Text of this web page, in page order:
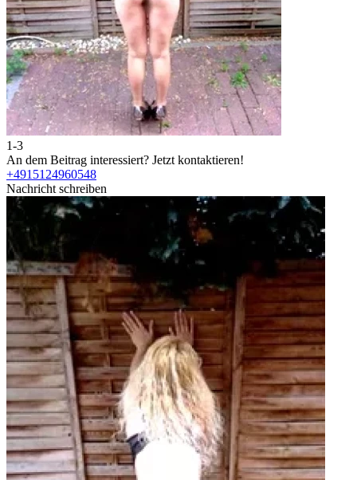
1-3
An dem Beitrag interessiert? Jetzt kontaktieren!
+4915124960548
Nachricht schreiben